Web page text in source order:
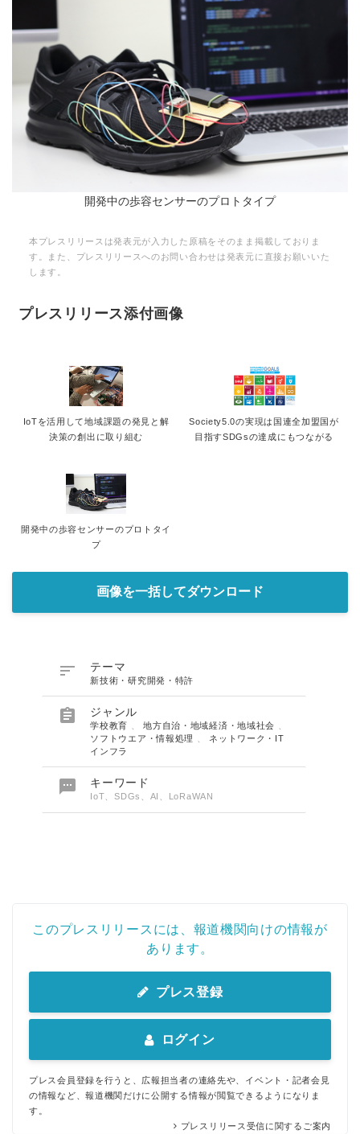
開発中の歩容センサーのプロトタイプ
本プレスリリースは発表元が入力した原稿をそのまま掲載しておりま
す。また、プレスリリースへのお問い合わせは発表元に直接お願いいた
します。
プレスリリース添付画像
IoTを活用して地域課題の発見と解
決策の創出に取り組む
Society5.0の実現は国連全加盟国が
目指すSDGsの達成にもつながる
開発中の歩容センサーのプロトタイ
プ
画像を一括してダウンロード
 テーマ
新技術・研究開発・特許
 ジャンル
学校教育 、地方自治・地域経済・地域社会
ソフトウエア・情報処理
ネットワーク・IT
インフラ
 キーワード
IoT、SDGs、AI、LoRaWAN
このプレスリリースには、報道機関向けの情報が
あります。
プレス登録
ログイン
プレス会員登録を行うと、広報担当者の連絡先や、イベント・記者会見
の情報など、報道機関だけに公開する情報が閲覧できるようになりま
す。
プレスリリース受信に関するご案内